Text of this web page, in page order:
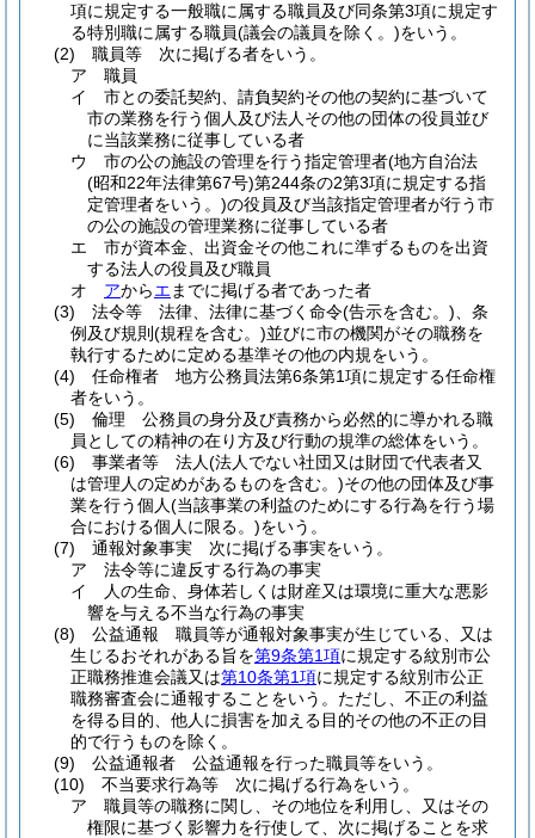
項に規定する一般職に属する職員及び同条第3項に規定す
る特別職に属する職員(議会の議員を除く。)をいう。
(2)
職員等 次に掲げる者をいう。
ア
職員
イ
市との委託契約、請負契約その他の契約に基づいて
市の業務を行う個人及び法人その他の団体の役員並び
に当該業務に従事している者
ウ
市の公の施設の管理を行う指定管理者(地方自治法
(昭和22年法律第67号)第244条の2第3項に規定する指
定管理者をいう。)の役員及び当該指定管理者が行う市
の公の施設の管理業務に従事している者
エ
市が資本金、出資金その他これに準ずるものを出資
する法人の役員及び職員
オ
アからエ までに掲げる者であった者
(3)
法令等 法律、法律に基づく命令(告示を含む。) 、条
例及び規則 (規程を含む。)並びに市の機関がその職務を
執行するために定める基準その他の内規をいう。
(4)
任命権者 地方公務員法第6条第1項に規定する任命権
者をいう。
(5)
倫理 公務員の身分及び責務から必然的に導かれる職
員としての精神の在り方及び行動の規準の総体をいう。
(6)
事業者等 法人(法人でない社団又は財団で代表者又
は管理人の定めがあるものを含む。)その他の団体及び事
業を行う個人(当該事業の利益のためにする行為を行う場
合における個人に限る。)をいう。
(7)
通報対象事実 次に掲げる事実をいう。
ア
法令等に違反する行為の事実
イ
人の生命、身体若しくは財産又は環境に重大な悪影
響を与える不当な行為の事実
(8)
公益通報 職員等が通報対象事実が生じている、又は
生じるおそれがある旨を第9条第1項に規定する紋別市公
正職務推進会議又は第10条第1項に規定する紋別市公正
職務審査会に通報することをいう。 ただし、不正の利益
を得る目的、他人に損害を加える目的その他の不正の目
的で行うものを除く。
(9)
公益通報者 公益通報を行った職員等をいう。
(10)
不当要求行為等 次に掲げる行為をいう。
ア
職員等の職務に関し、その地位を利用し、又はその
権限に基づく影響力を行使して、次に掲げることを求